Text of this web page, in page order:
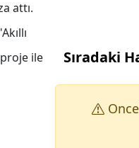
attı.
ile
Sıradaki